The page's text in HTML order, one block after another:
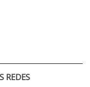
REDES